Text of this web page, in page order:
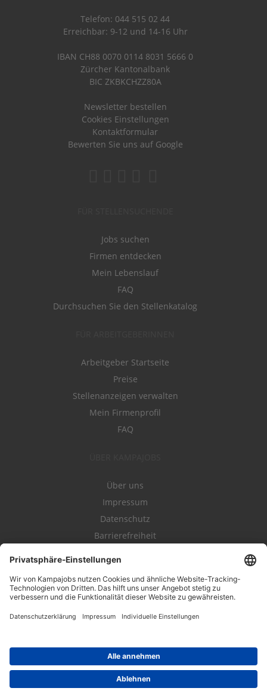
Telefon: 044 515 02 44
Erreichbar: 9-12 und 14-16 Uhr
IBAN CH88 0070 0114 8031 5666 0
Zürcher Kantonalbank
BIC ZKBKCHZZ80A
Newsletter bestellen
Cookies Einstellungen
Kontaktformular
Bewerten Sie uns auf Google
Jobs suchen
Firmen entdecken
Mein Lebenslauf
FAQ
Durchsuchen Sie den Stellenkatalog
Arbeitgeber Startseite
Preise
Stellenanzeigen verwalten
Mein Firmenprofil
FAQ
Über uns
Impressum
Datenschutz
Barrierefreiheit
Kampahire
Kampagnenforum
LeadNow